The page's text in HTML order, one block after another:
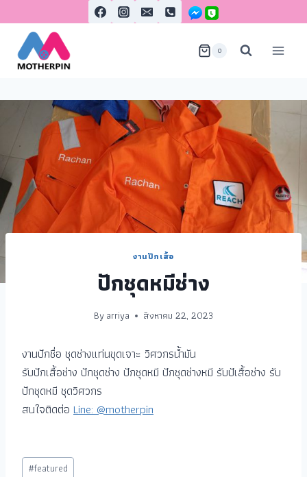
0
งานปักเสื้อ
ปักชุดหมีช่าง
Byarriya สิงหาคม 22, 2023
งานปักชื่อ ชุดช่างแท่นขุดเจาะ วิศวกรน้ำมัน
รับปักเสื้อช่าง ปักชุดช่าง ปักชุดหมี ปักชุดช่างหมี รับปัเสื้อช่าง รับ
ปักชุดหมี ชุดวิศวกร
สนใจติดต่อ Line: @motherpin
#featured